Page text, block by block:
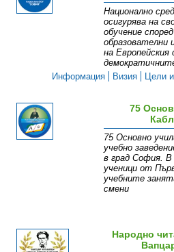
Национално
осигурява на
обучение
образователни
на Европейския
Информация
Визия Цели
75
75 Основно
учебно
в град София.
ученици от
учебните
смени
Народно